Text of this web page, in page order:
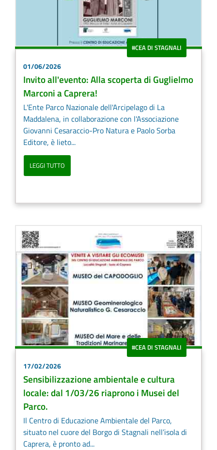
#CEA DI STAGNALI
01/06/2026
Invito all'evento: Alla scoperta di Guglielmo
Marconi a Caprera!
L'Ente Parco Nazionale dell'Arcipelago di La
Maddalena, in collaborazione con l'Associazione
Giovanni Cesaraccio-Pro Natura e Paolo Sorba
Editore, è lieto...
LEGGI TUTTO
#CEA DI STAGNALI
17/02/2026
Sensibilizzazione ambientale e cultura
locale: dal 1/03/26 riaprono i Musei del
Parco.
Il Centro di Educazione Ambientale del Parco,
situato nel cuore del Borgo di Stagnali nell’isola di
Caprera, è pronto ad...